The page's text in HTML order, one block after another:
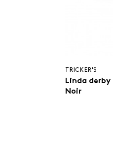
TRICKER'S
Linda derby
Noir